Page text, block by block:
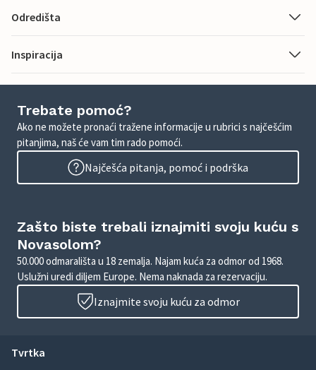
Odredišta
Inspiracija
Trebate pomoć?
Ako ne možete pronaći tražene informacije u rubrici s najčešćim
pitanjima, naš će vam tim rado pomoći.
Najčešća pitanja, pomoć i podrška
Zašto biste trebali iznajmiti svoju kuću s
Novasolom?
50.000 odmarališta u 18 zemalja. Najam kuća za odmor od 1968.
Uslužni uredi diljem Europe. Nema naknada za rezervaciju.
Iznajmite svoju kuću za odmor
Tvrtka